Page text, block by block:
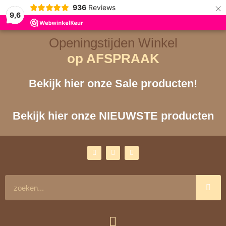
9,6
936 Reviews ×
Openingstijden Winkel
op AFSPRAAK
Bekijk hier onze Sale producten!
Bekijk hier onze NIEUWSTE producten
a
c
n
s
m
o
u